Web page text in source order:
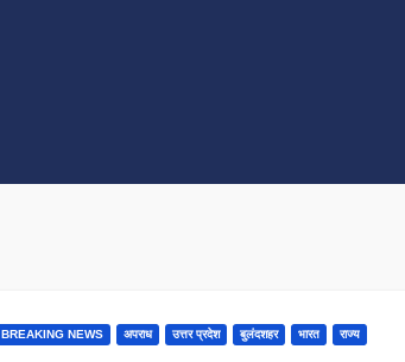
BREAKING NEWS अपराध उत्तर प्रदेश बुलंदशहर भारत राज्य